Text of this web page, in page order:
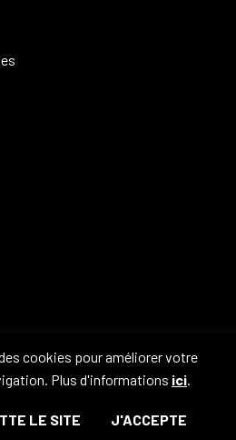
cookies pour améliorer votre
Plus d'informations ici.
LE SITE J'ACCEPTE